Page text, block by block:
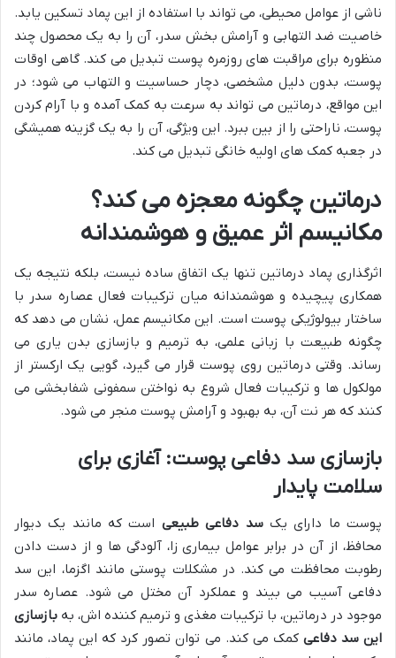
ناشی از عوامل محیطی، می تواند با استفاده از این پماد تسکین یابد.
خاصیت ضد التهابی و آرامش بخش سدر، آن را به یک محصول چند
منظوره برای مراقبت های روزمره پوست تبدیل می کند. گاهی اوقات
پوست، بدون دلیل مشخصی، دچار حساسیت و التهاب می شود؛ در
این مواقع، درماتین می تواند به سرعت به کمک آمده و با آرام کردن
پوست، ناراحتی را از بین ببرد. این ویژگی، آن را به یک گزینه همیشگی
در جعبه کمک های اولیه خانگی تبدیل می کند.
درماتین چگونه معجزه می کند؟
مکانیسم اثر عمیق و هوشمندانه
اثرگذاری پماد درماتین تنها یک اتفاق ساده نیست، بلکه نتیجه یک
همکاری پیچیده و هوشمندانه میان ترکیبات فعال عصاره سدر با
ساختار بیولوژیکی پوست است. این مکانیسم عمل، نشان می دهد که
چگونه طبیعت با زبانی علمی، به ترمیم و بازسازی بدن یاری می
رساند. وقتی درماتین روی پوست قرار می گیرد، گویی یک ارکستر از
مولکول ها و ترکیبات فعال شروع به نواختن سمفونی شفابخشی می
کنند که هر نت آن، به بهبود و آرامش پوست منجر می شود.
بازسازی سد دفاعی پوست: آغازی برای
سلامت پایدار
پوست ما دارای یکسد دفاعی طبیعی است که مانند یک دیوار
محافظ، از آن در برابر عوامل بیماری زا، آلودگی ها و از دست دادن
رطوبت محافظت می کند. در مشکلات پوستی مانند اگزما، این سد
دفاعی آسیب می بیند و عملکرد آن مختل می شود. عصاره سدر
موجود در درماتین، با ترکیبات مغذی و ترمیم کننده اش، به بازسازی
این سد دفاعی کمک می کند. می توان تصور کرد که این پماد، مانند